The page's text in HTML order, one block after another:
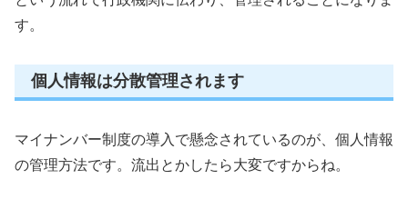
す。
個人情報は分散管理されます
マイナンバー制度の導入で懸念されているのが、個人情報
の管理方法です。流出とかしたら大変ですからね。